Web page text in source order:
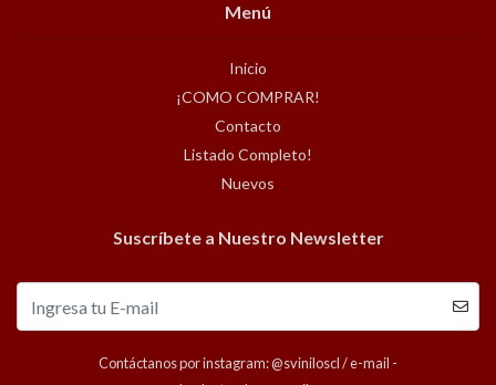
Menú
Inicio
¡COMO COMPRAR!
Contacto
Listado Completo!
Nuevos
Suscríbete a Nuestro Newsletter
Contáctanos por instagram: @sviniloscl / e-mail -